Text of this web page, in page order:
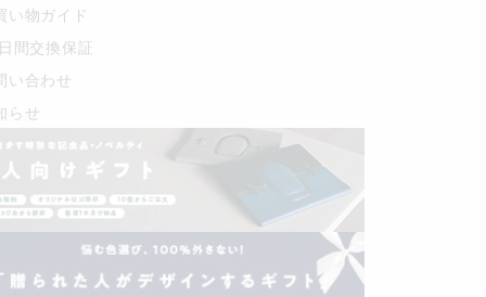
い物ガイド
間交換保証
い合わせ
らせ